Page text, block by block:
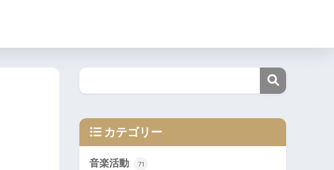
カテゴリー
音楽活動 71